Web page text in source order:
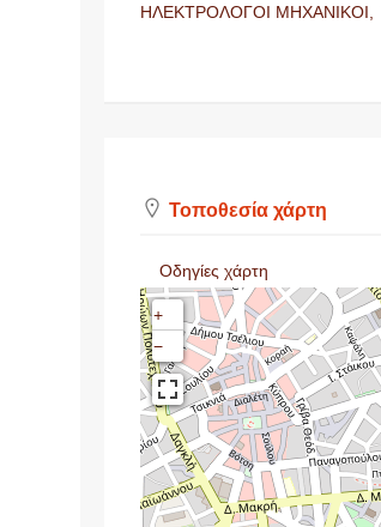
ΗΛΕΚΤΡΟΛΟΓΟΙ ΜΗΧΑΝΙΚΟΙ,
Τοποθεσία χάρτη
Οδηγίες χάρτη
+
−